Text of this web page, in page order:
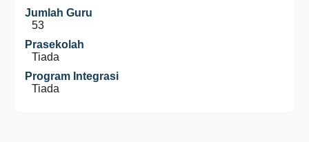
Jumlah Guru
53
Prasekolah
Tiada
Program Integrasi
Tiada